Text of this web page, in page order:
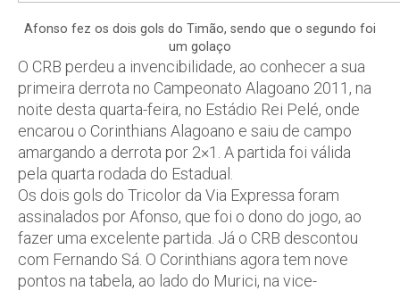
Afonso fez os dois gols do Timão, sendo que o segundo foi
um golaço
O CRB perdeu a invencibilidade, ao conhecer a sua
primeira derrota no Campeonato Alagoano 2011, na
noite desta quarta-feira, no Estádio Rei Pelé, onde
encarou o Corinthians Alagoano e saiu de campo
amargando a derrota por 2×1. A partida foi válida
pela quarta rodada do Estadual.
Os dois gols do Tricolor da Via Expressa foram
assinalados por Afonso, que foi o dono do jogo, ao
fazer uma excelente partida. Já o CRB descontou
com Fernando Sá. O Corinthians agora tem nove
pontos na tabela, ao lado do Murici, na vice-